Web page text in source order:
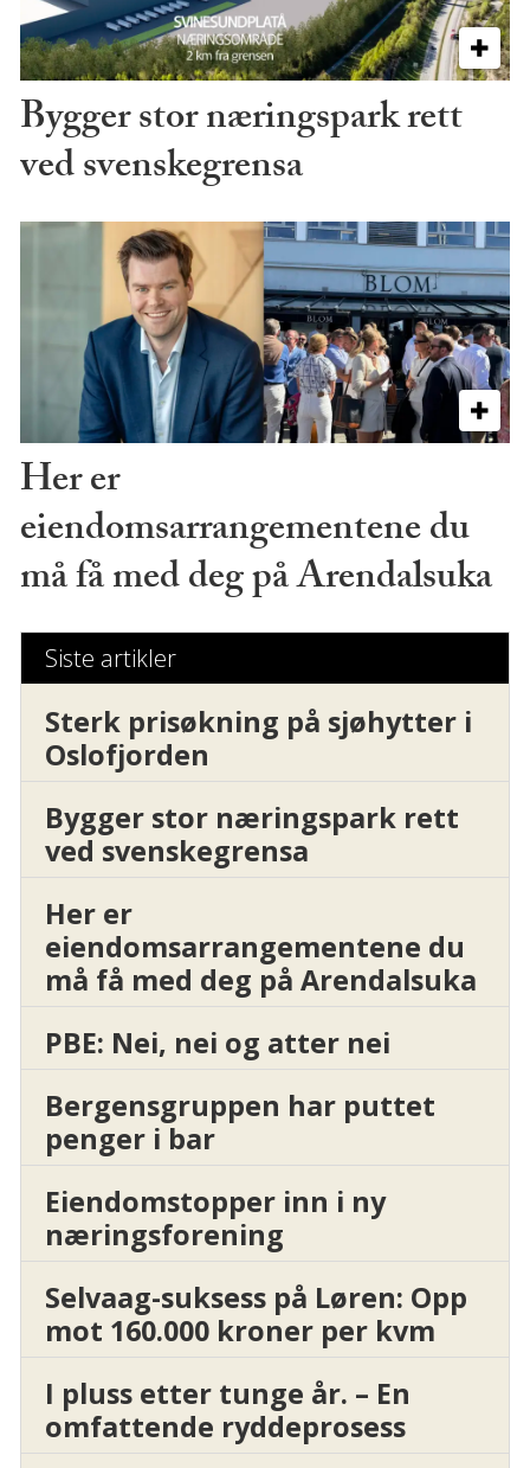
Bygger stor næringspark rett
ved svenskegrensa
Her er
eiendomsarrangementene du
må få med deg på Arendalsuka
Siste artikler
Sterk prisøkning på sjøhytter i
Oslofjorden
Bygger stor næringspark rett
ved svenskegrensa
Her er
eiendomsarrangementene du
må få med deg på Arendalsuka
PBE: Nei, nei og atter nei
Bergensgruppen har puttet
penger i bar
Eiendomstopper inn i ny
næringsforening
Selvaag-suksess på Løren: Opp
mot 160.000 kroner per kvm
I pluss etter tunge år. – En
omfattende ryddeprosess